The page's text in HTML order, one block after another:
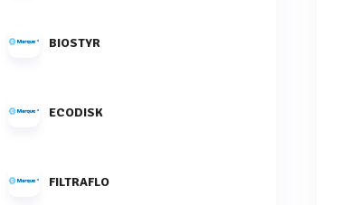
BIOSTYR
ECODISK
FILTRAFLO